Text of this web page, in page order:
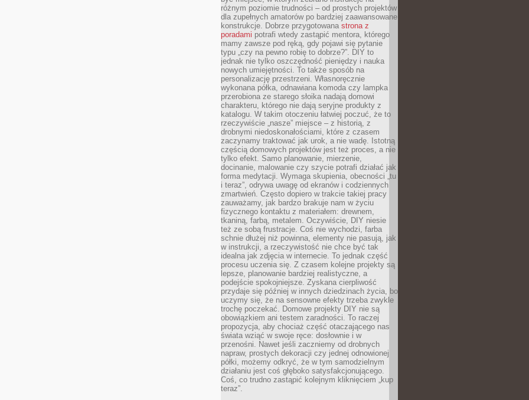
różnym poziomie trudności – od prostych projektów
dla zupełnych amatorów po bardziej zaawansowane
konstrukcje. Dobrze przygotowana strona z
poradami potrafi wtedy zastąpić mentora, którego
mamy zawsze pod ręką, gdy pojawi się pytanie
typu „czy na pewno robię to dobrze?”. DIY to
jednak nie tylko oszczędność pieniędzy i nauka
nowych umiejętności. To także sposób na
personalizację przestrzeni. Własnoręcznie
wykonana półka, odnawiana komoda czy lampka
przerobiona ze starego słoika nadają domowi
charakteru, którego nie dają seryjne produkty z
katalogu. W takim otoczeniu łatwiej poczuć, że to
rzeczywiście „nasze” miejsce – z historią, z
drobnymi niedoskonałościami, które z czasem
zaczynamy traktować jak urok, a nie wadę. Istotną
częścią domowych projektów jest też proces, a nie
tylko efekt. Samo planowanie, mierzenie,
docinanie, malowanie czy szycie potrafi działać jak
forma medytacji. Wymaga skupienia, obecności „tu
i teraz”, odrywa uwagę od ekranów i codziennych
zmartwień. Często dopiero w trakcie takiej pracy
zauważamy, jak bardzo brakuje nam w życiu
fizycznego kontaktu z materiałem: drewnem,
tkaniną, farbą, metalem. Oczywiście, DIY niesie
też ze sobą frustracje. Coś nie wychodzi, farba
schnie dłużej niż powinna, elementy nie pasują, jak
w instrukcji, a rzeczywistość nie chce być tak
idealna jak zdjęcia w internecie. To jednak część
procesu uczenia się. Z czasem kolejne projekty są
lepsze, planowanie bardziej realistyczne, a
podejście spokojniejsze. Zyskana cierpliwość
przydaje się później w innych dziedzinach życia, bo
uczymy się, że na sensowne efekty trzeba zwykle
trochę poczekać. Domowe projekty DIY nie są
obowiązkiem ani testem zaradności. To raczej
propozycja, aby chociaż część otaczającego nas
świata wziąć w swoje ręce: dosłownie i w
przenośni. Nawet jeśli zaczniemy od drobnych
napraw, prostych dekoracji czy jednej odnowionej
półki, możemy odkryć, że w tym samodzielnym
działaniu jest coś głęboko satysfakcjonującego.
Coś, co trudno zastąpić kolejnym kliknięciem „kup
teraz”.